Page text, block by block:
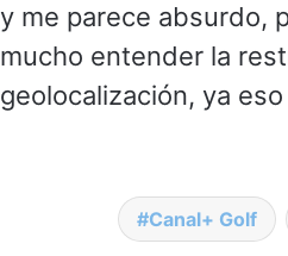
y me parece absurdo,
mucho entender la
geolocalización, ya
Canal+ Golf